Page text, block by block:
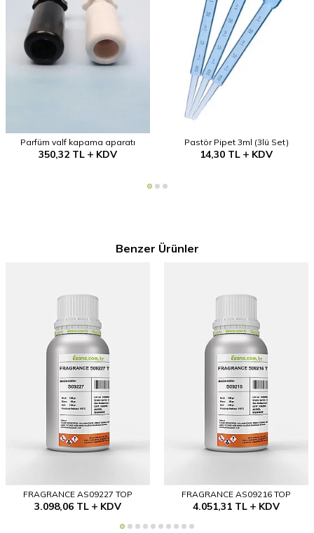
Parfüm valf kapama aparatı
350,32TL KDV
Pastör Pipet 3ml (3lü Set)
14,30 TL KDV
Benzer Ürünler
FRAGRANCE AS09227 TOP
3.098,06TL KDV
FRAGRANCE AS09216 TOP
4.051,31 TL KDV